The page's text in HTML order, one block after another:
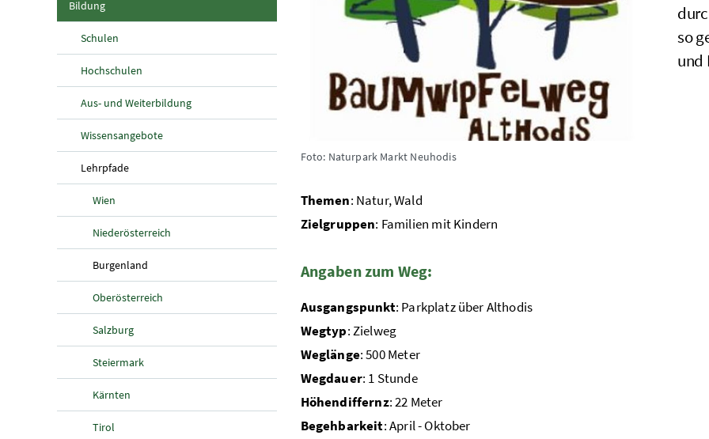
Bildung(aktuelle Seite)
Schulen
Hochschulen
Aus- und Weiterbildung
Wissensangebote
Lehrpfade(aktuelle Seite)
Wien
Niederösterreich
Burgenland(aktuelle Seite)
Oberösterreich
Salzburg
Steiermark
Kärnten
Tirol
Foto: Naturpark Markt Neuhodis
so
und
Themen: Natur, Wald
Zielgruppen: Familien mit Kindern
Angaben zum Weg:
Ausgangspunkt: Parkplatz über Althodis
Wegtyp: Zielweg
Weglänge: 500 Meter
Wegdauer: 1 Stunde
Höhendiffernz: 22 Meter
Begehbarkeit: April - Oktober